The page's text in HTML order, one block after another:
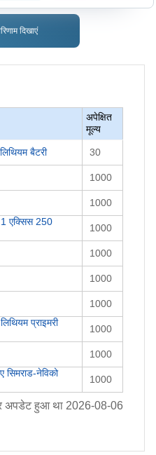
दिखाएं
अपेक्षित
मूल्य
बैटरी 30
1000
1000
एक्सिस 250
1000
1000
1000
1000
प्राइमरी
1000
1000
नेविको
1000
अपडेट हुआ था 2026-08-06